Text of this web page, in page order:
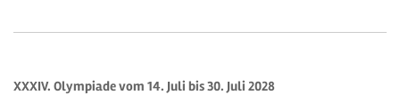
XXXIV. Olympiade vom 14. Juli bis 30. Juli 2028